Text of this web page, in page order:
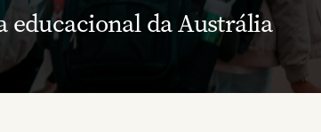
educacional da Austrália